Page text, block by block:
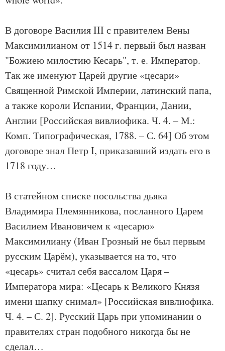
В договоре Василия III с правителем Вены
Максимилианом от 1514 г. первый был назван
"Божиею милостию Кесарь", т. е. Император.
Так же именуют Царей другие «цесари»
Священной Римской Империи, латинский папа,
а также короли Испании, Франции, Дании,
Англии [Российская вивлиофика. Ч. 4. – М.:
Комп. Типографическая, 1788. – С. 64] Об этом
договоре знал Петр I, приказавший издать его в
1718 году…
В статейном списке посольства дьяка
Владимира Племянникова, посланного Царем
Василием Ивановичем к «цесарю»
Максимилиану (Иван Грозный не был первым
русским Царём), указывается на то, что
«цесарь» считал себя вассалом Царя –
Императора мира: «Цесарь к Великого Князя
имени шапку снимал» [Российская вивлиофика.
Ч. 4. – С. 2]. Русский Царь при упоминании о
правителях стран подобного никогда бы не
сделал…